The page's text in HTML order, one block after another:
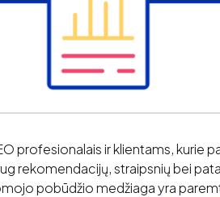
profesionalais ir klientams, kurie
rekomendacijų, straipsnių bei
pobūdžio medžiaga yra